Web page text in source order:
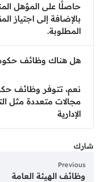
حاصلًا على المؤهل
بالإضافة إلى اجتياز
المطلوبة.
هل هناك وظائف
نعم، تتوفر وظائف
مجالات متعددة مثل
الإدارية
شارك
Previous
وظائف الهيئة العامة